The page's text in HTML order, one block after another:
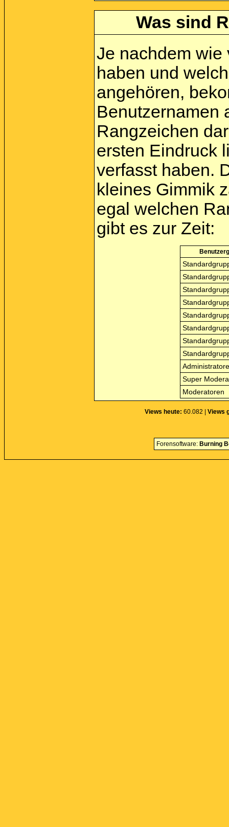
Was sind
Je nachdem wie
haben und
angehören,
Benutzernamen
Rangzeichen
ersten Eindruck
verfasst haben.
kleines Gimmik
egal welchen
gibt es zur Zeit:
Super
Moderatoren
Views heute: 60.082 | Views
Forensoftware: Burning